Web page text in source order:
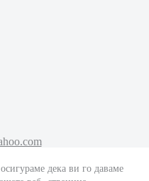
дека ви го даваме